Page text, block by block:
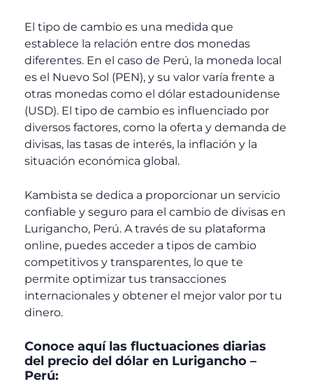
El tipo de cambio es una medida que
establece la relación entre dos monedas
diferentes. En el caso de Perú, la moneda local
es el Nuevo Sol (PEN), y su valor varía frente a
otras monedas como el dólar estadounidense
(USD). El tipo de cambio es influenciado por
diversos factores, como la oferta y demanda de
divisas, las tasas de interés, la inflación y la
situación económica global.
Kambista se dedica a proporcionar un servicio
confiable y seguro para el cambio de divisas en
Lurigancho, Perú. A través de su plataforma
online, puedes acceder a tipos de cambio
competitivos y transparentes, lo que te
permite optimizar tus transacciones
internacionales y obtener el mejor valor por tu
dinero.
Conoce aquí las fluctuaciones diarias
del precio del dólar en Lurigancho –
Perú: